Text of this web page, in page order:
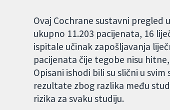
Ovaj Cochrane sustavni pregled
ukupno 11.203 pacijenata, 16
ispitale učinak zapošljavanja
pacijenata čije tegobe nisu
Opisani ishodi bili su slični u
rezultate zbog razlika među
rizika za svaku studiju.